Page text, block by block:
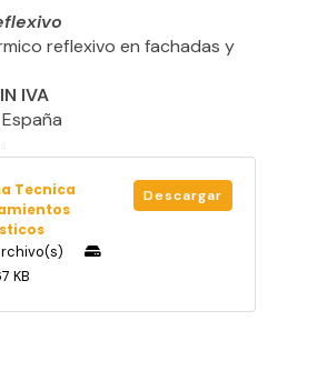
reflexivo en fachadas y
IVA
España
Tecnica
KB
Descargar